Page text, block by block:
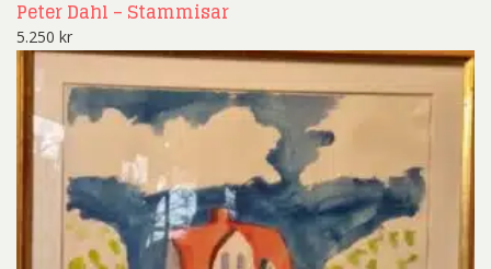
Peter Dahl – Stammisar
5.250 kr